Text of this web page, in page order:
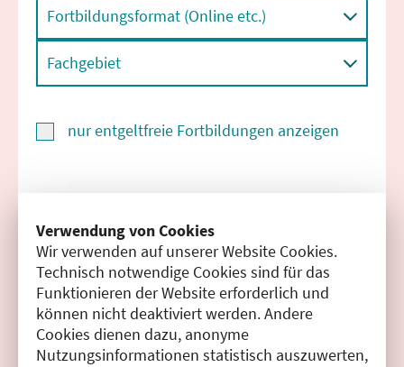
Verwendung von Cookies
Wir verwenden auf unserer Website Cookies.
Technisch notwendige Cookies sind für das
Funktionieren der Website erforderlich und
können nicht deaktiviert werden. Andere
Cookies dienen dazu, anonyme
Nutzungsinformationen statistisch auszuwerten,
Fortbildungsformat (Online etc.)
Fachgebiet
nur entgeltfreie Fortbildungen anzeigen
Filter zurücksetzen
Ergebnisse drucken